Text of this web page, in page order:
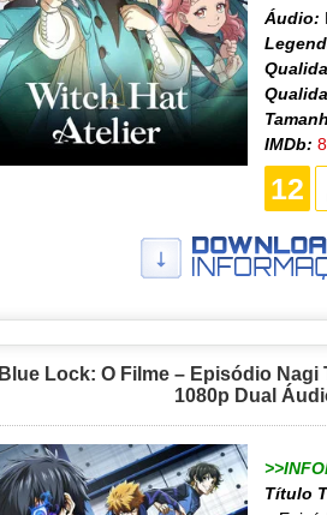
Áudio:
IMDb:
12
Blue Lock: O Filme – Episódio Nagi
1080p Dual
Título